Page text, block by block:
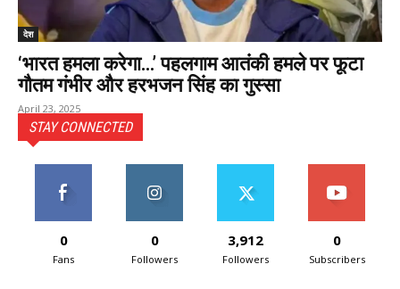
देश
‘भारत हमला करेगा…’ पहलगाम आतंकी हमले पर फूटा
गौतम गंभीर और हरभजन सिंह का गुस्सा
April 23, 2025
STAY CONNECTED
0
Fans
0
Followers
3,912
Followers
0
Subscribers